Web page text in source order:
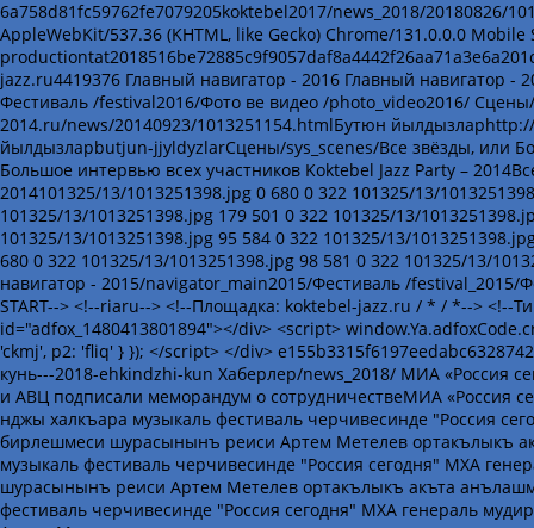
6a758d81fc59762fe7079205koktebel2017/news_2018/20180826/
AppleWebKit/537.36 (KHTML, like Gecko) Chrome/131.0.0.0
productiontat2018516be72885c9f9057daf8a4442f26aa71a3e6a201c57654020180826/1/images/productionhttps://koktebel-jazz.ru.koktebel-jazz.ru4419376 Главный навигатор - 2016 Главный навигатор - 2016/navigator_main/Хаберлер /news_2016/Программа Программа /stages/Фестиваль /festival2016/Фото ве видео /photo_video2016/ Сцены/sys_scenes/665b03921a90fdf26dbbaf9669a2a81dhttp://tat.koktebel-jazz-2014.ru/news/20140923/1013251154.htmlБутюн йылдызларhttp://tat.koktebel-jazz-2014.ru/news/20140923/1013251154.htmlБутюн йылдызларbutjun-jjyldyzlarСцены/sys_scenes/Все звёзды, или Большое интервью всех участников Koktebel Jazz Party – 2014Все звёзды, или Большое интервью всех участников Koktebel Jazz Party – 2014Все звёзды, или Большое интервью всех участников Koktebel Jazz Party – 2014101325/13/1013251398.jpg 0 680 0 322 101325/13/1013251398.jpg 119 560 0 322 101325/13/1013251398.jpg 179 501 0 322 101325/13/1013251398.jpg 179 501 0 322 101325/13/1013251398.jpg 179 501 0 322 101325/13/1013251398.jpg 20 660 0 360 101325/13/1013251398.jpg 95 584 0 322 101325/13/1013251398.jpg 0 1000 0 543 101325/13/1013251398.jpg 0 680 0 322 101325/13/1013251398.jpg 0 680 0 322 101325/13/1013251398.jpg 98 581 0 322 101325/13/1013251398.jpg101325/13/1013251398.jpg Главный навигатор - 2015Главный навигатор - 2015/navigator_main2015/Фестиваль /festival_2015/Фото ве видео /photo_video/Хаберлер /news_2015/ <div align="center"> <!--AdFox START--> <!--riaru--> <!--Площадка: koktebel-jazz.ru / * / *--> <!--Тип баннера: 1000x--> <!--Расположение: 49001_koktebel-jazz.ru_bn1--> <div id="adfox_1480413801894"></div> <script> window.Ya.adfoxCode.create({ ownerId: 249922, containerId: 'adfox_1480413801894', params: { pp: 'jfo', ps: 'ckmj', p2: 'fliq' } }); </script> </div> e155b3315f6197eedabc63287424707f/news_2018/20180826/1013404466.htmlKoktebel Jazz Party 2018. Экинджи кунь---2018-ehkindzhi-kun Хаберлер/news_2018/ МИА «Россия сегодня» и АВЦ подписали меморандум о сотрудничествеМИА «Россия сегодня» и АВЦ подписали меморандум о сотрудничествеМИА «Россия сегодня» и АВЦ подписали меморандум о сотрудничествеKoktebel Jazz Party 16-нджы халкъара музыкаль фестиваль черчивесинде "Россия сегодня" МХА генераль мудири Дмитрий Киселев ве волонтер меркезлери бирлешмеси шурасынынъ реиси Артем Метелев ортакълыкъ акъта анълашма имзалагъан вакъыттаKoktebel Jazz Party 16-нджы халкъара музыкаль фестиваль черчивесинде "Россия сегодня" МХА генераль мудири Дмитрий Киселев ве волонтер меркезлери бирлешмеси шурасынынъ реиси Артем Метелев ортакълыкъ акъта анълашма имзалагъан вакъыттаKoktebel Jazz Party 16-нджы халкъара музыкаль фестиваль черчивесинде "Россия сегодня" МХА генераль мудири Дмитрий Киселев ве волонтер меркезлери бирлешмеси шурасынынъ реиси Артем Метелев ортакълыкъ акъта анълашма имзалагъан вакъытта101339/74/1013397452.jpg 1013397452 0 1500 0 1051 101339/74/1013397452.jpg 1013397452 0 1500 131 840 101339/74/1013397452.jpg 1013397452 0 1500 121 935 101339/74/1013397452.jpg 1013397452 0 1500 34 1018 101339/74/1013397452.jpg 1013397452 28 1471 0 1053 101339/74/1013397452.jpg 1013397452 223 1276 0 1053 101339/74/1013397452.jpg 1013397452 223 1276 0 1053 101339/74/1013397452.jpg 1013397452 223 1276 0 1053 101339/74/1013397452.jpg 1013397452 0 1500 104 948 101339/74/1013397452.jpg 1013397452 0 1500 32 1020 101339/74/1013397452.jpg 1013397452 31 1468 0 1053 101339/74/1013397452.jpg 1013397452 0 1500 0 1053 101339/74/1013397452.jpg 1013397452 0 1500 26 1026 101339/74/1013397452.jpg101339/74/1013397452.jpgNew York Latin Jazz All Stars: Мы рады возможности выступить в КоктебелеNew York Latin Jazz All Stars: Мы рады возможности выступить в КоктебелеNew York Latin Jazz All Stars: Мы рады возможности выступить в КоктебелеТромбонджы-чалгъыджы Конрад